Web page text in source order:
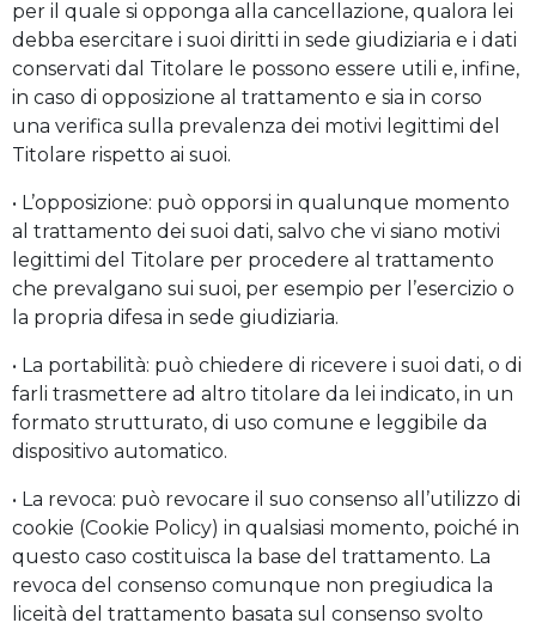
per il quale si opponga alla cancellazione, qualora lei
debba esercitare i suoi diritti in sede giudiziaria e i dati
conservati dal Titolare le possono essere utili e, infine,
in caso di opposizione al trattamento e sia in corso
una verifica sulla prevalenza dei motivi legittimi del
Titolare rispetto ai suoi.
• L’opposizione: può opporsi in qualunque momento
al trattamento dei suoi dati, salvo che vi siano motivi
legittimi del Titolare per procedere al trattamento
che prevalgano sui suoi, per esempio per l’esercizio o
la propria difesa in sede giudiziaria.
• La portabilità: può chiedere di ricevere i suoi dati, o di
farli trasmettere ad altro titolare da lei indicato, in un
formato strutturato, di uso comune e leggibile da
dispositivo automatico.
• La revoca: può revocare il suo consenso all’utilizzo di
cookie (Cookie Policy) in qualsiasi momento, poiché in
questo caso costituisca la base del trattamento. La
revoca del consenso comunque non pregiudica la
liceità del trattamento basata sul consenso svolto